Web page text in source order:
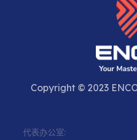
Copyright © 2023
代表办公室: